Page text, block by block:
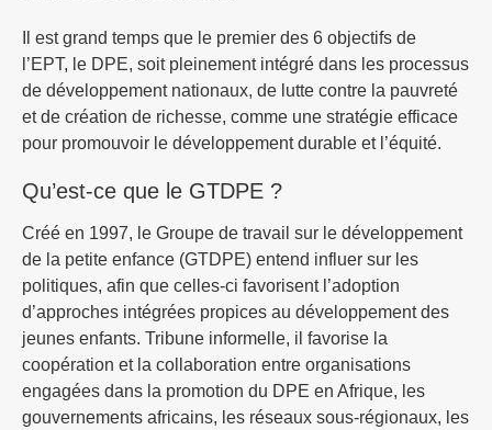
Il est grand temps que le premier des 6 objectifs de
l’EPT, le DPE, soit pleinement intégré dans les processus
de développement nationaux, de lutte contre la pauvreté
et de création de richesse, comme une stratégie efficace
pour promouvoir le développement durable et l’équité.
Qu’est-ce que le GTDPE ?
Créé en 1997, le Groupe de travail sur le développement
de la petite enfance (GTDPE) entend influer sur les
politiques, afin que celles-ci favorisent l’adoption
d’approches intégrées propices au développement des
jeunes enfants. Tribune informelle, il favorise la
coopération et la collaboration entre organisations
engagées dans la promotion du DPE en Afrique, les
gouvernements africains, les réseaux sous-régionaux, les